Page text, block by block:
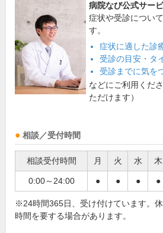
病院なび公式サー
症状や受診につい
す。
症状に適した診
受診の目安・タ
受診までに気を
などにご利用くだ
ただけます）
相談／受付時間
相談受付時間 月 火 水 木
0:00～24:00 ● ● ● ●
※24時間365日、受け付けています。
時間を要する場合があります。